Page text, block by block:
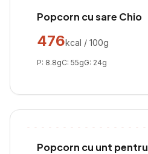
Popcorn cu sare Chio
476kcal / 100g
P: 8.8gC: 55gG: 24g
Popcorn cu unt pentru